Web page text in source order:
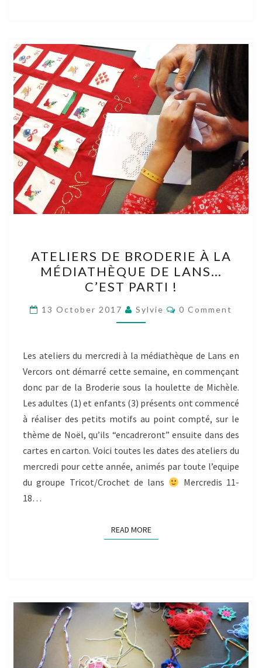
DE
BRODERIE
À
LA
MÉDIATHÈQUE
LANS…
C’EST
PARTI
!
ATELIERS DE BRODERIE À LA
MÉDIATHÈQUE DE LANS…
C’EST PARTI !
13 October 2017 Sylvie Comments
0 Comment
Les ateliers du mercredi à la médiathèque de Lans en
Vercors ont démarré cette semaine, en commençant
donc par de la Broderie sous la houlette de Michèle.
Les adultes (1) et enfants (3) présents ont commencé
à réaliser des petits motifs au point compté, sur le
thème de Noël, qu’ils “encadreront” ensuite dans des
cartes en carton. Voici toutes les dates des ateliers du
mercredi pour cette année, animés par toute l’equipe
du groupe Tricot/Crochet de lans
Mercredis 11-
18…
READ MOREREAD MORE